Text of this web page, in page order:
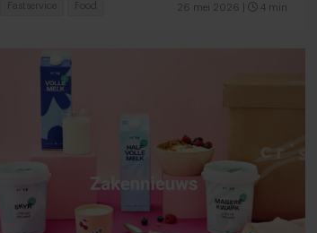
26 mei 2026 4 min
Fastservice Food